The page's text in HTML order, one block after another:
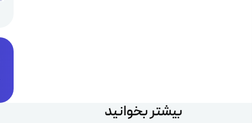
بیشتر بخوانید